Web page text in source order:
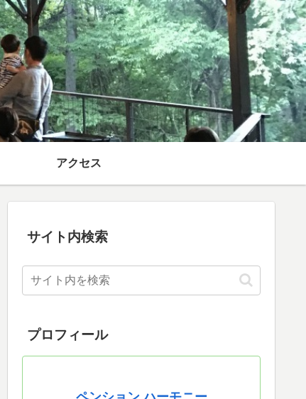
アクセス
サイト内検索
プロフィール